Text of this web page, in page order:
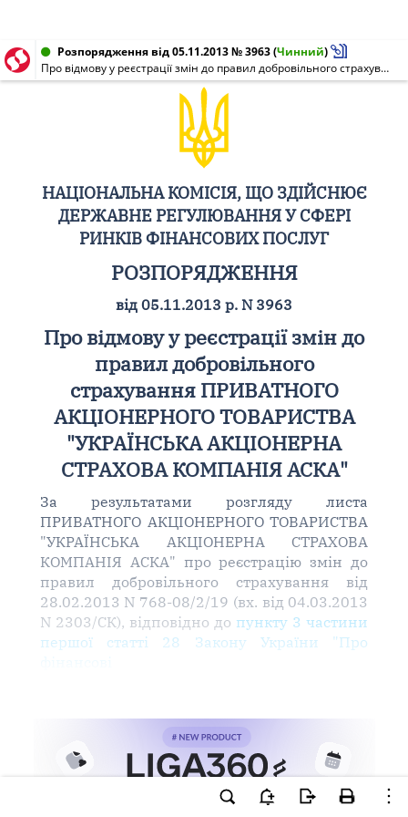
Розпорядження від 05.11.2013 № 3963(Чинний)
Про відмову у реєстрації змін до правил добровільного страхування ПРИВАТНОГО АКЦІОНЕРНОГО ТОВАРИСТВА "УКРАЇНСЬКА АКЦІОНЕРНА СТРАХОВА КОМПАНІЯ АСКА"
НАЦІОНАЛЬНА КОМІСІЯ, ЩО ЗДІЙСНЮЄ
ДЕРЖАВНЕ РЕГУЛЮВАННЯ У СФЕРІ
РИНКІВ ФІНАНСОВИХ ПОСЛУГ
РОЗПОРЯДЖЕННЯ
від 05.11.2013 р. N 3963
Про відмову у реєстрації змін до
правил добровільного
страхування ПРИВАТНОГО
АКЦІОНЕРНОГО ТОВАРИСТВА
"УКРАЇНСЬКА АКЦІОНЕРНА
СТРАХОВА КОМПАНІЯ АСКА"
За результатами розгляду листа
ПРИВАТНОГО АКЦІОНЕРНОГО ТОВАРИСТВА
"УКРАЇНСЬКА АКЦІОНЕРНА СТРАХОВА
КОМПАНІЯ АСКА" про реєстрацію змін до
правил добровільного страхування від
28.02.2013 N 768-08/2/19 (вх. від 04.03.2013
N 2303/СК), відповідно до пункту 3 частини
першої статті 28 Закону України "Про